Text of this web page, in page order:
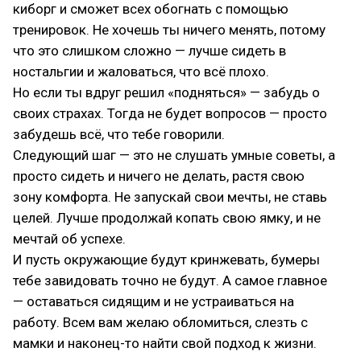
киборг и сможет всех обогнать с помощью
тренировок. Не хочешь ты ничего менять, потому
что это слишком сложно — лучше сидеть в
ностальгии и жаловаться, что всё плохо.
Но если ты вдруг решил «подняться» — забудь о
своих страхах. Тогда не будет вопросов — просто
забудешь всё, что тебе говорили.
Следующий шаг — это не слушать умные советы, а
просто сидеть и ничего не делать, растя свою
зону комфорта. Не запускай свои мечты, не ставь
целей. Лучше продолжай копать свою ямку, и не
мечтай об успехе.
И пусть окружающие будут кринжевать, бумеры
тебе завидовать точно не будут. А самое главное
— оставаться сидящим и не устраиваться на
работу. Всем вам желаю обломиться, слезть с
мамки и наконец-то найти свой подход к жизни.